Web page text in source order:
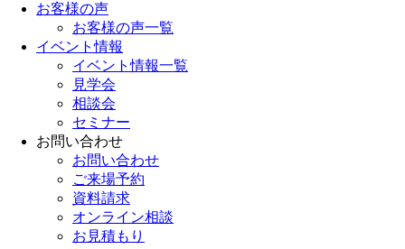
お客様の声
お客様の声一覧
イベント情報
イベント情報一覧
見学会
相談会
セミナー
お問い合わせ
お問い合わせ
ご来場予約
資料請求
オンライン相談
お見積もり